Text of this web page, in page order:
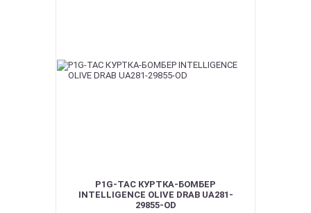
P1G-TAC КУРТКА-БОМБЕР
INTELLIGENCE OLIVE DRAB UA281-
29855-OD